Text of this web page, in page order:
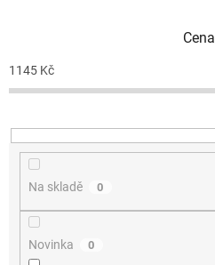
o
d
k
t
Cena
1145 Kč
Na skladě 0
Novinka 0